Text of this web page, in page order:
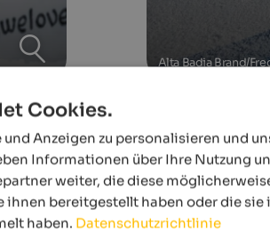
Alta Badia Brand/
in Alta Badia
Cookies.
Anzeigen zu personalisieren und
Informationen über Ihre Nutzung
weiter, die diese
bereitgestellt haben oder die sie
haben. Datenschutzrichtlinie